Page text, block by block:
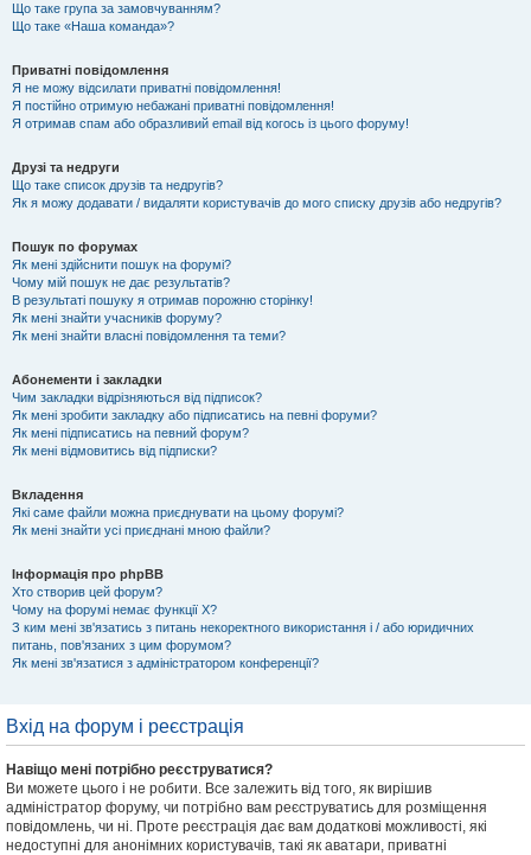
Що таке група за замовчуванням?
Що таке «Наша команда»?
Приватні повідомлення
Я не можу відсилати приватні повідомлення!
Я постійно отримую небажані приватні повідомлення!
Я отримав спам або образливий email від когось із цього форуму!
Друзі та недруги
Що таке список друзів та недругів?
Як я можу додавати / видаляти користувачів до мого списку друзів або недругів?
Пошук по форумах
Як мені здійснити пошук на форумі?
Чому мій пошук не дає результатів?
В результаті пошуку я отримав порожню сторінку!
Як мені знайти учасників форуму?
Як мені знайти власні повідомлення та теми?
Абонементи і закладки
Чим закладки відрізняються від підписок?
Як мені зробити закладку або підписатись на певні форуми?
Як мені підписатись на певний форум?
Як мені відмовитись від підписки?
Вкладення
Які саме файли можна приєднувати на цьому форумі?
Як мені знайти усі приєднані мною файли?
Інформація про phpBB
Хто створив цей форум?
Чому на форумі немає функції X?
З ким мені зв'язатись з питань некоректного використання і / або юридичних
питань, пов'язаних з цим форумом?
Як мені зв'язатися з адміністратором конференції?
Вхід на форум і реєстрація
Навіщо мені потрібно реєструватися?
Ви можете цього і не робити. Все залежить від того, як вирішив
адміністратор форуму, чи потрібно вам реєструватись для розміщення
повідомлень, чи ні. Проте реєстрація дає вам додаткові можливості, які
недоступні для анонімних користувачів, такі як аватари, приватні